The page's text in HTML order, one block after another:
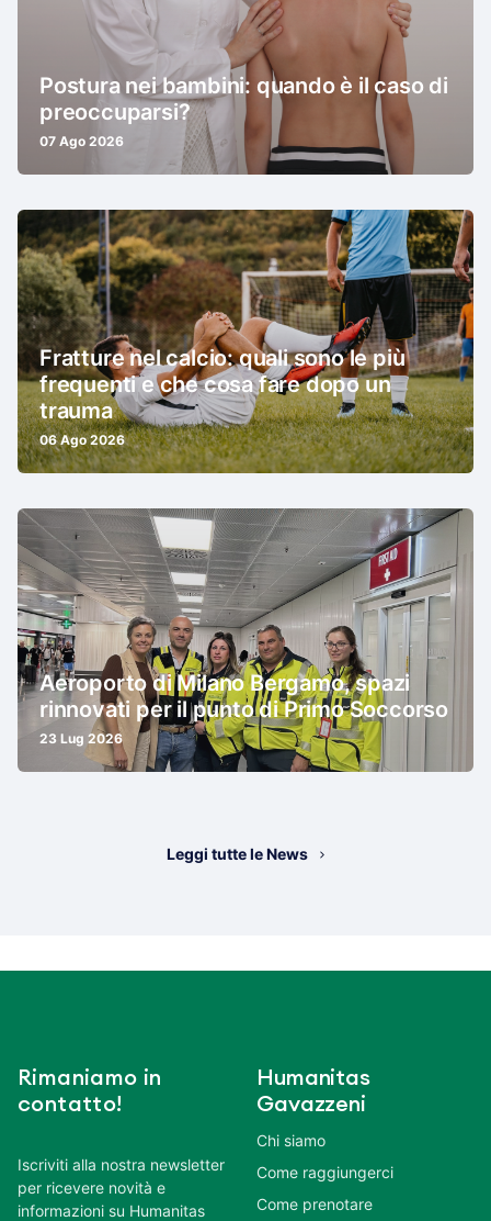
Postura nei bambini: quando è il caso di
preoccuparsi?
07 Ago 2026
Fratture nel calcio: quali sono le più
frequenti e che cosa fare dopo un
trauma
06 Ago 2026
Aeroporto di Milano Bergamo, spazi
rinnovati per il punto di Primo Soccorso
23 Lug 2026
Leggi tutte le News
Rimaniamo in
contatto!
Iscriviti alla nostra newsletter
per ricevere novità e
informazioni su Humanitas
Humanitas
Gavazzeni
Chi siamo
Come raggiungerci
Come prenotare